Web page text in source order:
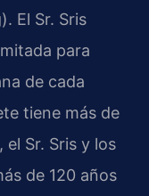
El Sr. Sris
para
de cada
tiene más de
Sr. Sris y los
de 120 años